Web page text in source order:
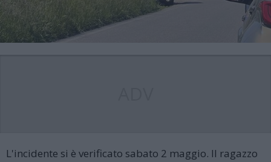
L'incidente si è verificato sabato 2 maggio. Il ragazzo